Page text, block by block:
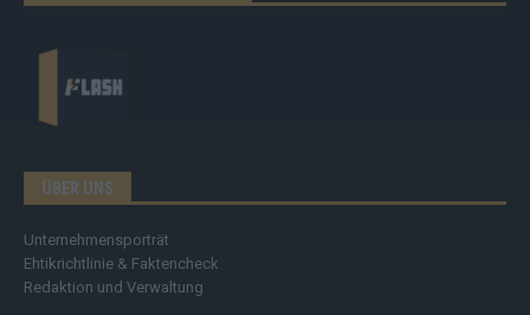
ÜBER UNS
Unternehmensporträt
Ehtikrichtlinie & Faktencheck
Redaktion und Verwaltung